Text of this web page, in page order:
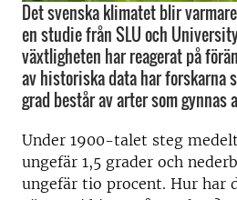
Det svenska klimatet blir
en studie från SLU och
växtligheten har reagerat på
av historiska data har forskarna
grad består av arter som gynnas
Under 1900-talet steg
ungefär 1,5 grader och
ungefär tio procent. Hur har